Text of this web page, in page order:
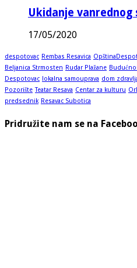
Ukidanje vanrednog
17/05/2020
despotovac Rembas Resavica
Beljanica Strmosten Rudar Plažane
Despotovac
lokalna samouprava dom
Pozorište Teatar Resava Centar za kulturu
predsednik Resavac Subotica
Pridružite nam se na